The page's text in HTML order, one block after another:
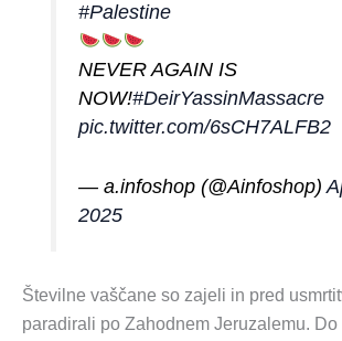
#Palestine
NEVER AGAIN IS
NOW!#DeirYassinMassacre
pic.twitter.com/6sCH7ALFB2
— a.infoshop (@Ainfoshop)
2025
Številne vaščane so zajeli in pred
paradirali po Zahodnem Jeruzalemu.